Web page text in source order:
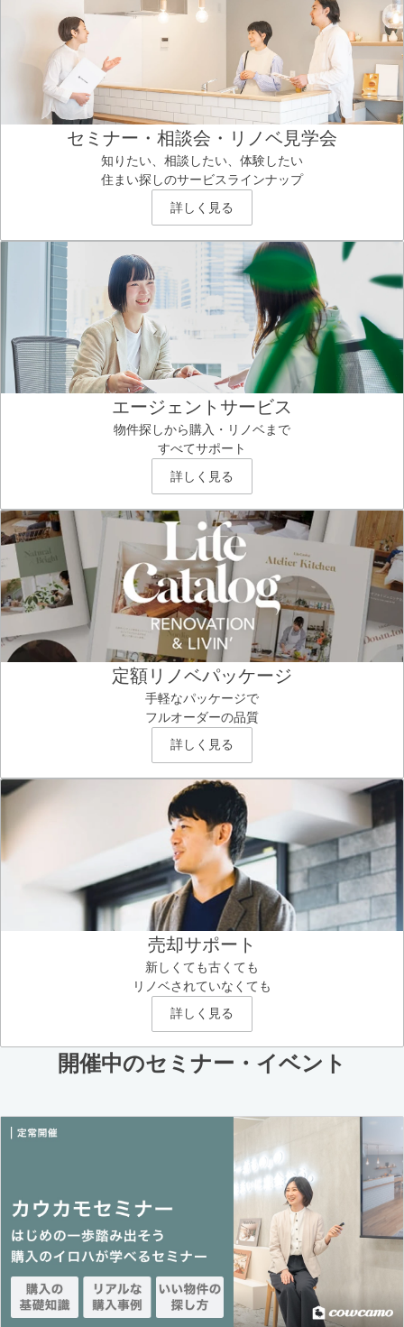
セミナー・相談会・リノベ見学会
知りたい、相談したい、体験したい
住まい探しのサービスラインナップ
詳しく見る
エージェントサービス
物件探しから購入・リノベまで
すべてサポート
詳しく見る
定額リノベパッケージ
手軽なパッケージで
フルオーダーの品質
詳しく見る
売却サポート
新しくても古くても
リノベされていなくても
詳しく見る
開催中のセミナー・イベント